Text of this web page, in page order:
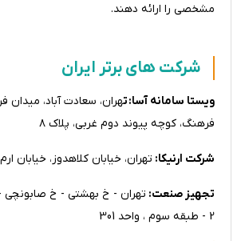
مشخصی را ارائه دهند.
شرکت های برتر ایران
ویستا سامانه آسا: تهران، سعادت آباد، میدان
فرهنگ، کوچه پیوند دوم غربی، پلاک ۸
شرکت ارنیکا: تهران، خیابان کلاهدوز، خیابان ارم
تجهیز صنعت: تهران - خ بهشتی - خ صابونچی
2 - طبقه سوم ، واحد 301